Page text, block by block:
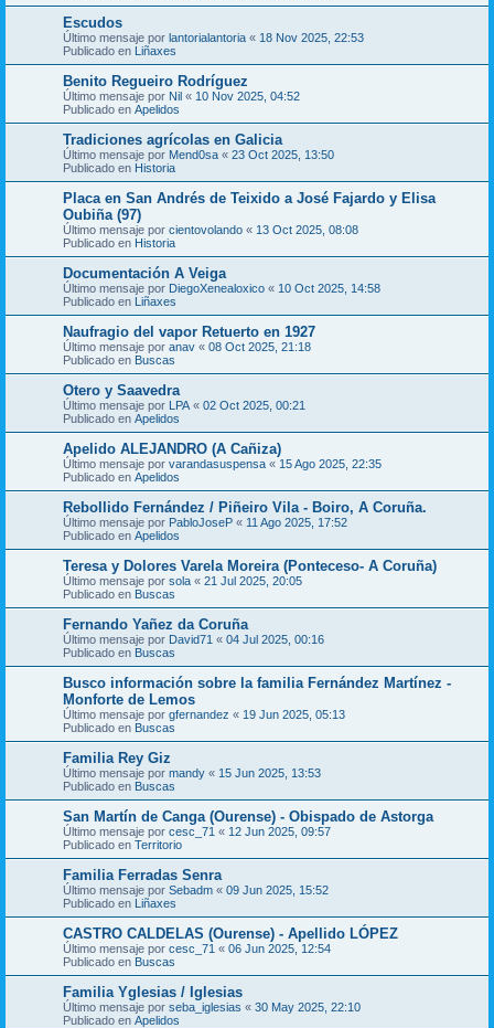
Escudos
Último mensaje por lantorialantoria « 18 Nov 2025, 22:53
Publicado en Liñaxes
Benito Regueiro Rodríguez
Último mensaje por Nil « 10 Nov 2025, 04:52
Publicado en Apelidos
Tradiciones agrícolas en Galicia
Último mensaje por Mend0sa « 23 Oct 2025, 13:50
Publicado en Historia
Placa en San Andrés de Teixido a José Fajardo y Elisa
Oubiña (97)
Último mensaje por cientovolando « 13 Oct 2025, 08:08
Publicado en Historia
Documentación A Veiga
Último mensaje por DiegoXenealoxico « 10 Oct 2025, 14:58
Publicado en Liñaxes
Naufragio del vapor Retuerto en 1927
Último mensaje por anav « 08 Oct 2025, 21:18
Publicado en Buscas
Otero y Saavedra
Último mensaje por LPA « 02 Oct 2025, 00:21
Publicado en Apelidos
Apelido ALEJANDRO (A Cañiza)
Último mensaje por varandasuspensa « 15 Ago 2025, 22:35
Publicado en Apelidos
Rebollido Fernández / Piñeiro Vila - Boiro, A Coruña.
Último mensaje por PabloJoseP « 11 Ago 2025, 17:52
Publicado en Apelidos
Teresa y Dolores Varela Moreira (Ponteceso- A Coruña)
Último mensaje por sola « 21 Jul 2025, 20:05
Publicado en Buscas
Fernando Yañez da Coruña
Último mensaje por David71 « 04 Jul 2025, 00:16
Publicado en Buscas
Busco información sobre la familia Fernández Martínez -
Monforte de Lemos
Último mensaje por gfernandez « 19 Jun 2025, 05:13
Publicado en Buscas
Familia Rey Giz
Último mensaje por mandy « 15 Jun 2025, 13:53
Publicado en Buscas
San Martín de Canga (Ourense) - Obispado de Astorga
Último mensaje por cesc_71 « 12 Jun 2025, 09:57
Publicado en Territorio
Familia Ferradas Senra
Último mensaje por Sebadm « 09 Jun 2025, 15:52
Publicado en Liñaxes
CASTRO CALDELAS (Ourense) - Apellido LÓPEZ
Último mensaje por cesc_71 « 06 Jun 2025, 12:54
Publicado en Buscas
Familia Yglesias / Iglesias
Último mensaje por seba_iglesias « 30 May 2025, 22:10
Publicado en Apelidos